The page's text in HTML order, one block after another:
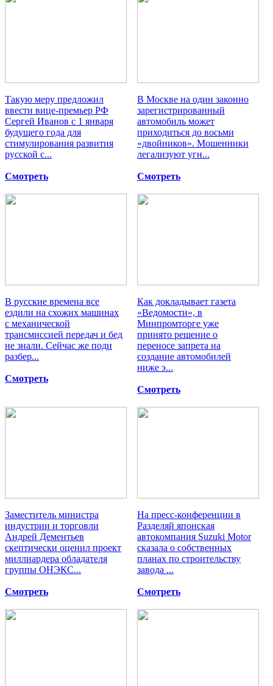
Такую меру предложил
ввести вице-премьер РФ
Сергей Иванов с 1 января
будущего года для
стимулирования развития
русской с...
Смотреть
В Москве на один законно
зарегистрированный
автомобиль может
приходиться до восьми
«двойников». Мошенники
легализуют угн...
Смотреть
В русские времена все
ездили на схожих машинах
с механической
трансмиссией передач и бед
не знали. Сейчас же поди
разбер...
Смотреть
Как докладывает газета
«Ведомости», в
Минпромторге уже
принято решение о
переносе запрета на
создание автомобилей
ниже э...
Смотреть
Заместитель министра
индустрии и торговли
Андрей Дементьев
скептически оценил проект
миллиардера обладателя
группы ОНЭКС...
Смотреть
На пресс-конференции в
Разделяй японская
автокомпания Suzuki Motor
сказала о собственных
планах по строительству
завода ...
Смотреть